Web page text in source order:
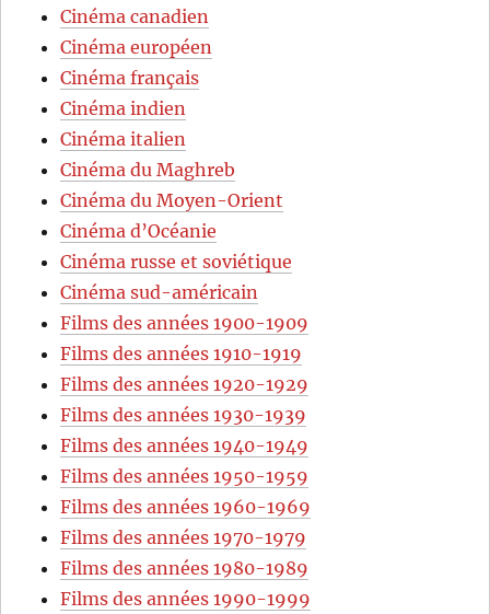
Cinéma canadien
Cinéma européen
Cinéma français
Cinéma indien
Cinéma italien
Cinéma du Maghreb
Cinéma du Moyen-Orient
Cinéma d’Océanie
Cinéma russe et soviétique
Cinéma sud-américain
Films des années 1900-1909
Films des années 1910-1919
Films des années 1920-1929
Films des années 1930-1939
Films des années 1940-1949
Films des années 1950-1959
Films des années 1960-1969
Films des années 1970-1979
Films des années 1980-1989
Films des années 1990-1999